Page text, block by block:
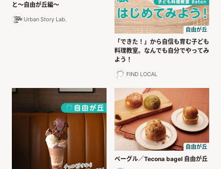
と〜自由が丘編〜
Urban Story Lab.
自由が丘
「できた！」から自信も育む子ども
料理教室。なんでも自分でやってみ
よう！
FIND LOCAL
自由が丘
ベーグル／Tecona bagel 自由が丘